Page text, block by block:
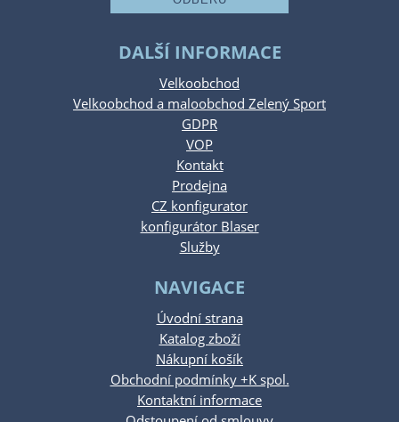
DALŠÍ INFORMACE
Velkoobchod
Velkoobchod a maloobchod Zelený Sport
GDPR
VOP
Kontakt
Prodejna
CZ konfigurator
konfigurátor Blaser
Služby
NAVIGACE
Úvodní strana
Katalog zboží
Nákupní košík
Obchodní podmínky +K spol.
Kontaktní informace